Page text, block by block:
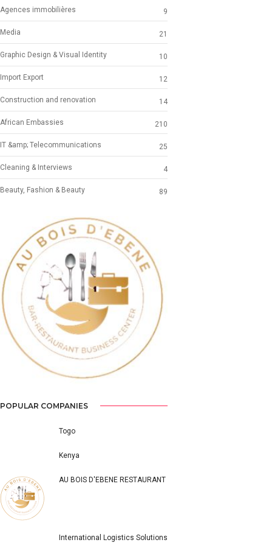
Agences immobilières 9
Media 21
Graphic Design & Visual Identity 10
Import Export 12
Construction and renovation 14
African Embassies 210
IT &amp; Telecommunications 25
Cleaning & Interviews 4
Beauty, Fashion & Beauty 89
Previous Next
POPULAR COMPANIES
Togo
Kenya
AU BOIS D'EBENE RESTAURANT
International Logistics Solutions